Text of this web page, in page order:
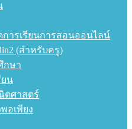
การเรียนการสอนออนไลน์
(สำหรับครู)
กษา
ยน
ตศาสตร์
อเพียง